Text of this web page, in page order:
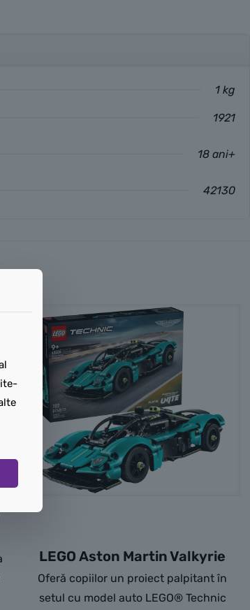
1 kg
1921
18 ani+
42130
LEGO Aston Martin Valkyrie
Oferă copiilor un proiect palpitant în
setul cu model auto LEGO® Technic